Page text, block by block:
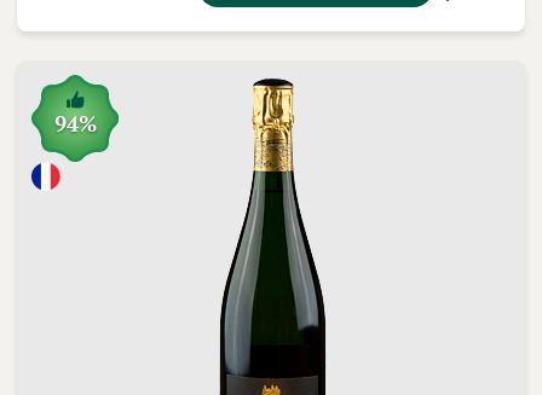
94%